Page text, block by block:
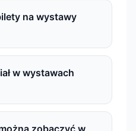
na wystawy
w wystawach
zobaczyć w